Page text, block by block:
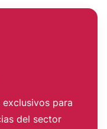
para
del sector